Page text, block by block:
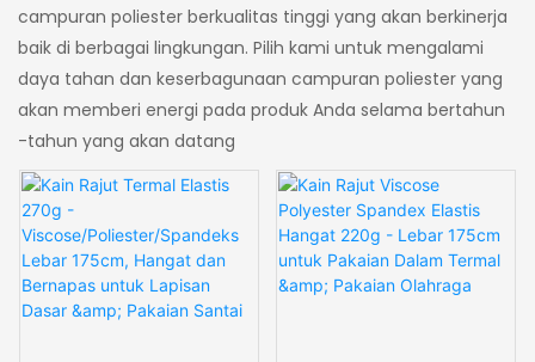
campuran poliester berkualitas tinggi yang akan berkinerja
baik di berbagai lingkungan. Pilih kami untuk mengalami
daya tahan dan keserbagunaan campuran poliester yang
akan memberi energi pada produk Anda selama bertahun
-tahun yang akan datang